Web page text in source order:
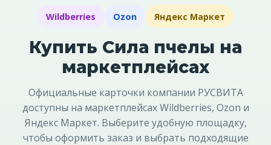
Wildberries Ozon Яндекс Маркет
Купить Сила пчелы на
маркетплейсах
Официальные карточки компании РУСВИТА
доступны на маркетплейсах Wildberries, Ozon и
Яндекс Маркет. Выберите удобную площадку,
чтобы оформить заказ и выбрать подходящие